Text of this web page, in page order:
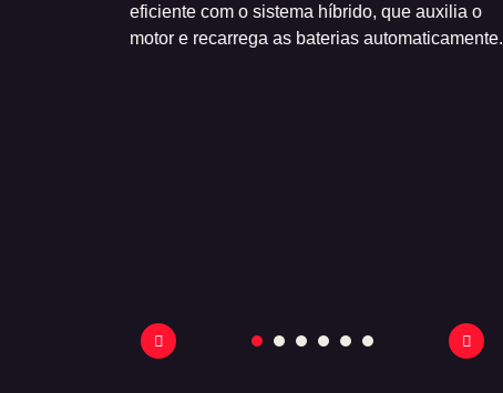
eficiente com o sistema híbrido, que auxilia o
motor e recarrega as baterias automaticamente.